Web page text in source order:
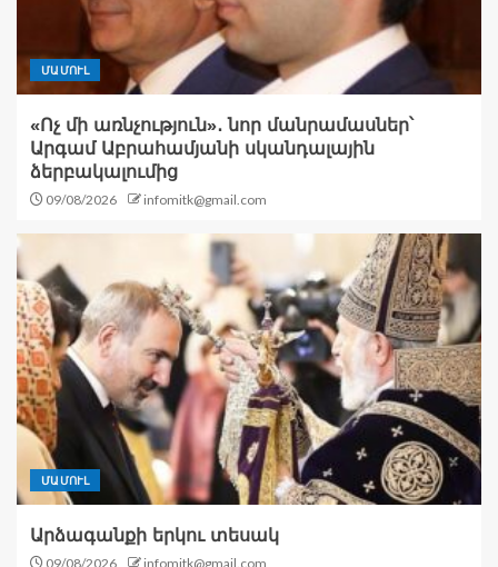
ՄԱՄՈՒԼ
«Ոչ մի առնչություն»․ նոր մանրամասներ՝
Արգամ Աբրահամյանի սկանդալային
ձերբակալումից
09/08/2026 infomitk@gmail.com
ՄԱՄՈՒԼ
Արձագանքի երկու տեսակ
09/08/2026 infomitk@gmail.com